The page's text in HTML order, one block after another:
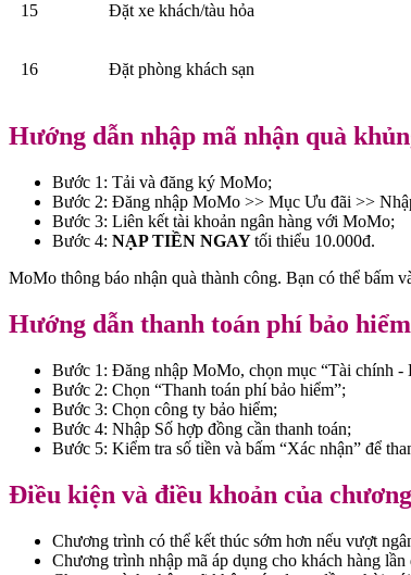
15 Đặt xe khách/tàu hỏa
16 Đặt phòng khách sạn
Hướng dẫn nhập mã nhận quà
Bước 1: Tải và đăng ký MoMo;
Bước 2: Đăng nhập MoMo >> Mục Ưu đãi >>
Bước 3: Liên kết tài khoản ngân hàng với MoMo;
Bước 4️: NẠP TIỀN NGAYtối thiểu 10.000đ.
MoMo thông báo nhận quà thành công. Bạn có thể bấm
Hướng dẫn thanh toán phí bảo
Bước 1: Đăng nhập MoMo, chọn mục “Tài chính -
Bước 2: Chọn “Thanh toán phí bảo hiểm”;
Bước 3: Chọn công ty bảo hiểm;
Bước 4: Nhập Số hợp đồng cần thanh toán;
Bước 5: Kiểm tra số tiền và bấm “Xác nhận” để
Điều kiện và điều khoản của
Chương trình có thể kết thúc sớm hơn nếu vượt
Chương trình nhập mã áp dụng cho khách hàng